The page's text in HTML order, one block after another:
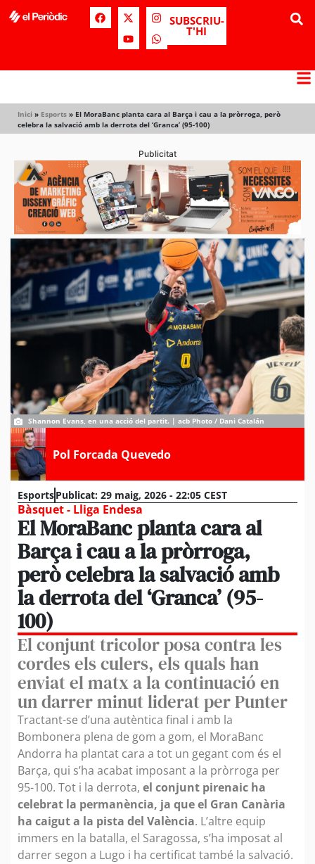
SUBSCRIU-
T'HI
Inici » Esports » El MoraBanc planta cara al Barça i cau a la pròrroga, però
celebra la salvació amb la derrota del ‘Granca’ (95-100)
Publicitat
Shannon Evans, en una acció del partit. | acb Photo / Dani Catalán
Pol Forcada Quevedo
EsportsPublicat: 29 maig, 2026 - 22:05 CEST
Bàsquet - Lliga Endesa
El MoraBanc planta cara al
Barça i cau a la pròrroga,
però celebra la salvació amb
la derrota del ‘Granca’ (95-
100)
El conjunt tricolor posa contra les
cordes els culers, els quals han
enviat el matx a la continuació en
un darrer minut liderat per Punter
Tractant-se d’una autèntica final i amb la
Bombonera plena de gom a gom, el MoraBanc
Andorra ha plantat cara a tot un gegant com és el
Barça, qui s’ha acabat imposant a la pròrroga per
95-100. Tot i la derrota, el conjunt pirenaic ha
celebrat la permanència, ja que el Gran Canària
ha caigut a la pista del València. L’altre equip
immers en la batalla, el Saragossa, s’ha imposat al
darrer segon a Lugo i ha certificat també la salvació.